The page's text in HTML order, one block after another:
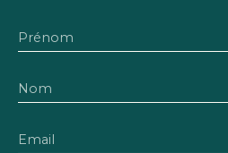
Prénom
Nom
Email